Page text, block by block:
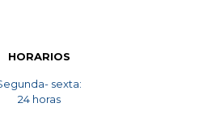
HORARIOS
sexta:
24 horas